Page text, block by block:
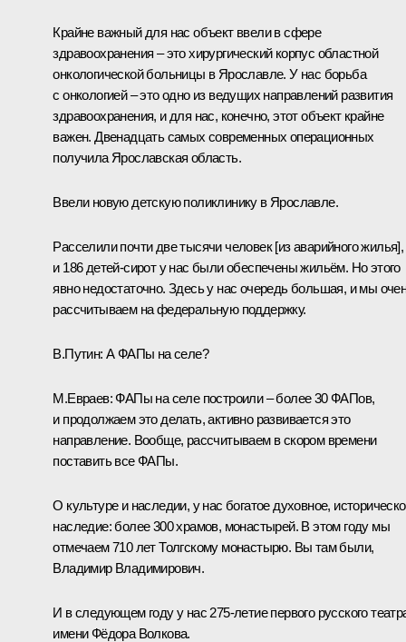
Крайне важный для нас объект ввели в сфере
здравоохранения – это хирургический корпус областной
онкологической больницы в Ярославле. У нас борьба
с онкологией – это одно из ведущих направлений развития
здравоохранения, и для нас, конечно, этот объект крайне
важен. Двенадцать самых современных операционных
получила Ярославская область.
Ввели новую детскую поликлинику в Ярославле.
Расселили почти две тысячи человек [из аварийного жилья],
и 186 детей-сирот у нас были обеспечены жильём. Но этого
явно недостаточно. Здесь у нас очередь большая, и мы
рассчитываем на федеральную поддержку.
В.Путин: А ФАПы на селе?
М.Евраев:ФАПы на селе построили – более 30 ФАПов,
и продолжаем это делать, активно развивается это
направление. Вообще, рассчитываем в скором времени
поставить все ФАПы.
О культуре и наследии, у нас богатое духовное,
наследие: более 300 храмов, монастырей. В этом году мы
отмечаем 710 лет Толгскому монастырю. Вы там были,
Владимир Владимирович.
И в следующем году у нас 275-летие первого русского
имени Фёдора Волкова.